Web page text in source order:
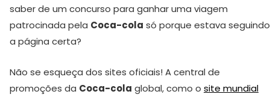
saber de um concurso para ganhar uma viagem
patrocinada pela Coca-cola só porque estava seguindo
a página certa?
Não se esqueça dos sites oficiais! A central de
promoções da Coca-cola global, como o site mundial